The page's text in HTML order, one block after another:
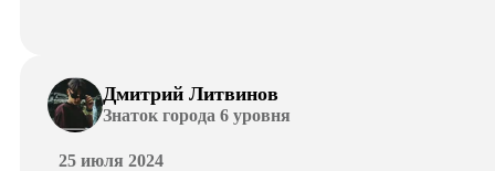
Дмитрий Литвинов
Знаток города 6 уровня
25 июля 2024